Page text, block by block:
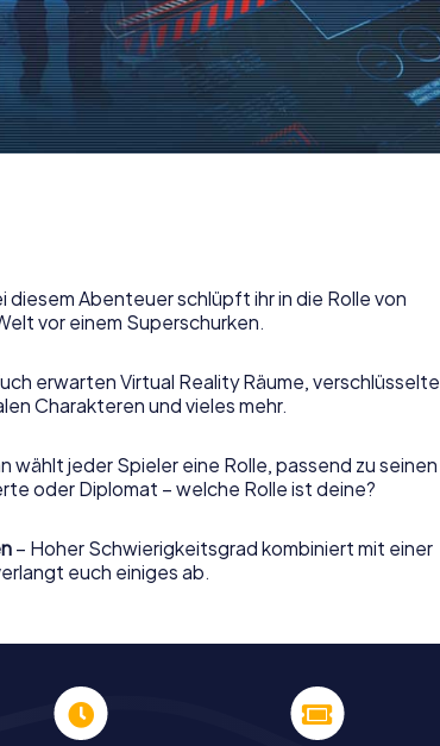
diesem Abenteuer schlüpft ihr in die Rolle von
vor einem Superschurken.
erwarten Virtual Reality Räume, verschlüsselte
Charakteren und vieles mehr.
wählt jeder Spieler eine Rolle, passend zu seinen
oder Diplomat – welche Rolle ist deine?
– Hoher Schwierigkeitsgrad kombiniert mit einer
euch einiges ab.